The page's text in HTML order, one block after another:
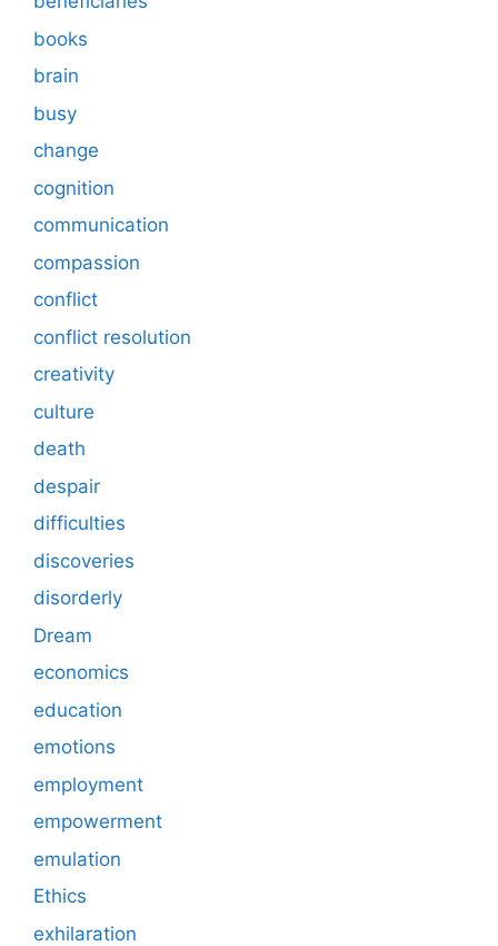
books
brain
busy
change
cognition
communication
compassion
conflict
conflict resolution
creativity
culture
death
despair
difficulties
discoveries
disorderly
Dream
economics
education
emotions
employment
empowerment
emulation
Ethics
exhilaration